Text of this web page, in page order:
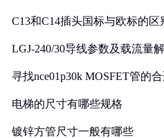
C13和C14插头国标与欧标的
LGJ-240/30导线参数及载流量
寻找nce01p30k MOSFET管的
电梯的尺寸有哪些规格
镀锌方管尺寸一般有哪些